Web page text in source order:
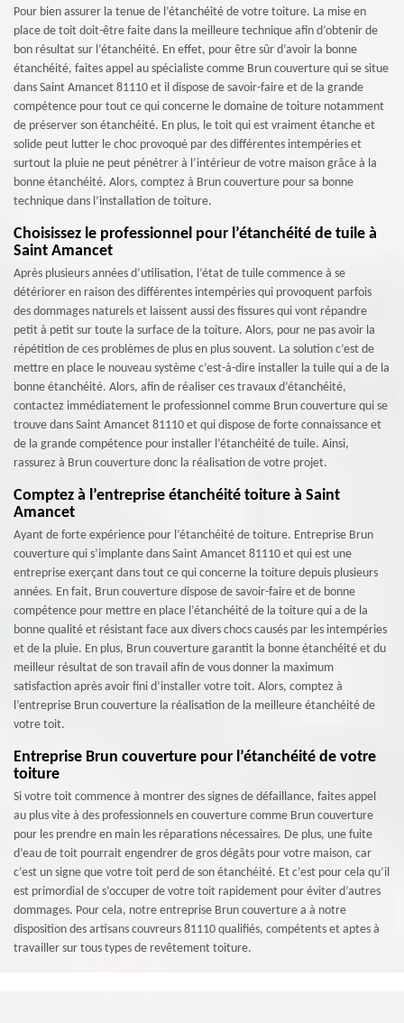
Pour bien assurer la tenue de l’étanchéité de votre toiture. La mise en
place de toit doit-être faite dans la meilleure technique afin d’obtenir de
bon résultat sur l’étanchéité. En effet, pour être sûr d’avoir la bonne
étanchéité, faites appel au spécialiste comme Brun couverture qui se situe
dans Saint Amancet 81110 et il dispose de savoir-faire et de la grande
compétence pour tout ce qui concerne le domaine de toiture notamment
de préserver son étanchéité. En plus, le toit qui est vraiment étanche et
solide peut lutter le choc provoqué par des différentes intempéries et
surtout la pluie ne peut pénétrer à l’intérieur de votre maison grâce à la
bonne étanchéité. Alors, comptez à Brun couverture pour sa bonne
technique dans l’installation de toiture.
Choisissez le professionnel pour l’étanchéité de tuile à
Saint Amancet
Après plusieurs années d’utilisation, l’état de tuile commence à se
détériorer en raison des différentes intempéries qui provoquent parfois
des dommages naturels et laissent aussi des fissures qui vont répandre
petit à petit sur toute la surface de la toiture. Alors, pour ne pas avoir la
répétition de ces problèmes de plus en plus souvent. La solution c’est de
mettre en place le nouveau système c’est-à-dire installer la tuile qui a de la
bonne étanchéité. Alors, afin de réaliser ces travaux d’étanchéité,
contactez immédiatement le professionnel comme Brun couverture qui se
trouve dans Saint Amancet 81110 et qui dispose de forte connaissance et
de la grande compétence pour installer l’étanchéité de tuile. Ainsi,
rassurez à Brun couverture donc la réalisation de votre projet.
Comptez à l’entreprise étanchéité toiture à Saint
Amancet
Ayant de forte expérience pour l’étanchéité de toiture. Entreprise Brun
couverture qui s’implante dans Saint Amancet 81110 et qui est une
entreprise exerçant dans tout ce qui concerne la toiture depuis plusieurs
années. En fait, Brun couverture dispose de savoir-faire et de bonne
compétence pour mettre en place l’étanchéité de la toiture qui a de la
bonne qualité et résistant face aux divers chocs causés par les intempéries
et de la pluie. En plus, Brun couverture garantit la bonne étanchéité et du
meilleur résultat de son travail afin de vous donner la maximum
satisfaction après avoir fini d’installer votre toit. Alors, comptez à
l’entreprise Brun couverture la réalisation de la meilleure étanchéité de
votre toit.
Entreprise Brun couverture pour l’étanchéité de votre
toiture
Si votre toit commence à montrer des signes de défaillance, faites appel
au plus vite à des professionnels en couverture comme Brun couverture
pour les prendre en main les réparations nécessaires. De plus, une fuite
d’eau de toit pourrait engendrer de gros dégâts pour votre maison, car
c’est un signe que votre toit perd de son étanchéité. Et c’est pour cela qu’il
est primordial de s’occuper de votre toit rapidement pour éviter d’autres
dommages. Pour cela, notre entreprise Brun couverture a à notre
disposition des artisans couvreurs 81110 qualifiés, compétents et aptes à
travailler sur tous types de revêtement toiture.